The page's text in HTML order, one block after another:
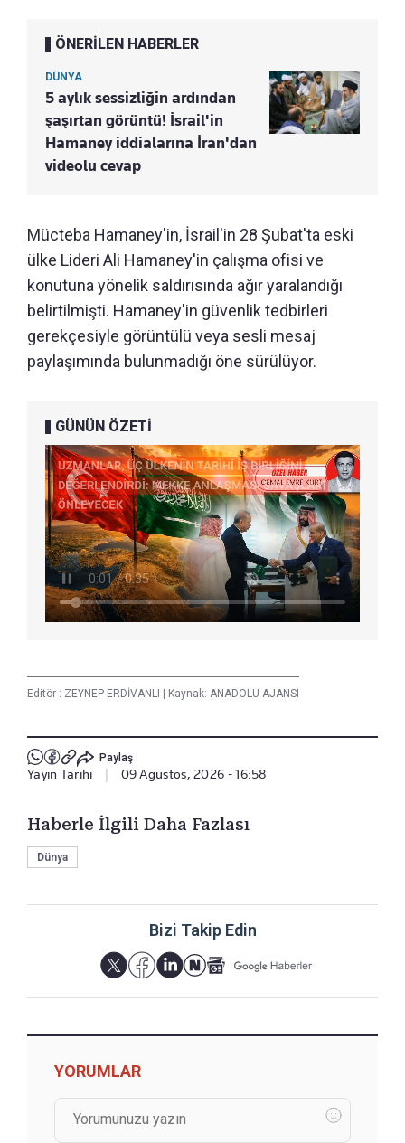
ÖNERİLEN HABERLER
DÜNYA
5 aylık sessizliğin ardından
şaşırtan görüntü! İsrail'in
Hamaney iddialarına İran'dan
videolu cevap
Mücteba Hamaney'in, İsrail'in 28 Şubat'ta eski
ülke Lideri Ali Hamaney'in çalışma ofisi ve
konutuna yönelik saldırısında ağır yaralandığı
belirtilmişti. Hamaney'in güvenlik tedbirleri
gerekçesiyle görüntülü veya sesli mesaj
paylaşımında bulunmadığı öne sürülüyor.
GÜNÜN ÖZETİ
Editör : ZEYNEP ERDİVANLI | Kaynak: ANADOLU AJANSI
Paylaş
Yayın Tarihi 09 Ağustos, 2026 - 16:58
Haberle İlgili Daha Fazlası
Dünya
Bizi Takip Edin
YORUMLAR